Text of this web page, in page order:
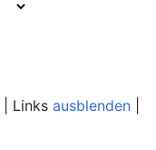
| Links ausblenden